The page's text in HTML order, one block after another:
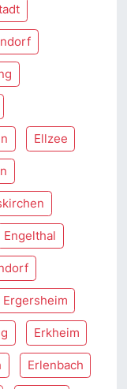
Ellzee
Engelthal
Ergersheim
Erkheim
Erlenbach